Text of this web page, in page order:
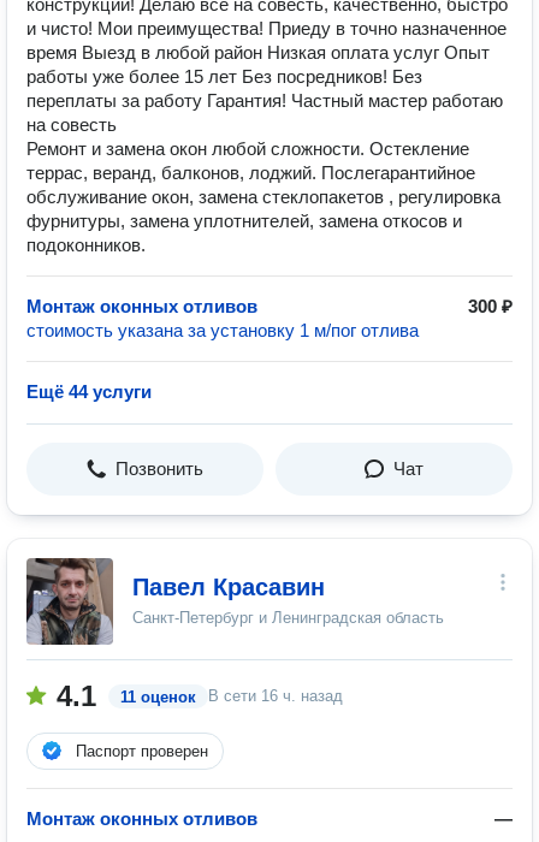
конструкций! Делаю все на совесть, качественно, быстро
и чисто! Мои преимущества! Приеду в точно назначенное
время Выезд в любой район Низкая оплата услуг Опыт
работы уже более 15 лет Без посредников! Без
переплаты за работу Гарантия! Частный мастер работаю
на совесть
Ремонт и замена окон любой сложности. Остекление
террас, веранд, балконов, лоджий. Послегарантийное
обслуживание окон, замена стеклопакетов , регулировка
фурнитуры, замена уплотнителей, замена откосов и
подоконников.
Монтаж оконных отливов
300 ₽
стоимость указана за установку 1 м/пог отлива
Ещё 44 услуги
Позвонить Чат
Павел Красавин
Санкт-Петербург и Ленинградская область
4.1 11 оценок В сети 16 ч. назад
Паспорт проверен
Монтаж оконных отливов —